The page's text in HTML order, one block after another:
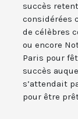
succès
considérées
de célèbres
ou encore
Paris pour
succès
s’attendait
pour être